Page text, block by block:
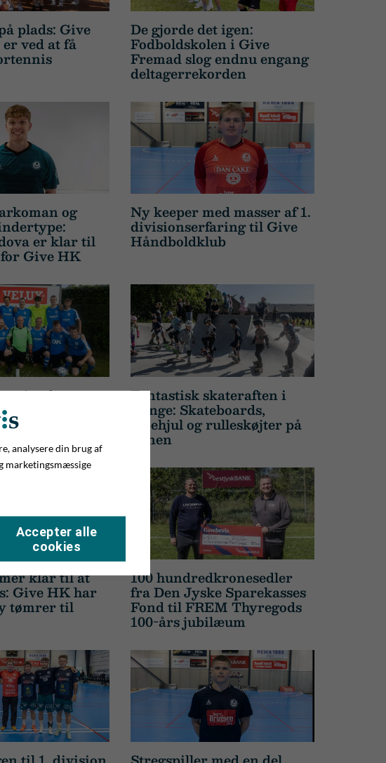
plads: Give
ved at få
De gjorde det igen:
Fodboldskolen i Give
Fremad slog endnu engang
deltagerrekorden
og
er klar til
Give HK
Ny keeper med masser af 1.
divisionserfaring til Give
Håndboldklub
home:
på Old
Fantastisk skateraften i
Vonge: Skateboards,
løbehjul og rulleskøjter på
banen
klar til at
Give HK har
tømrer til
100 hundredkronesedler
fra Den Jyske Sparekasses
Fond til FREM Thyregods
100-års jubilæum
analysere din brug af
marketingsmæssige
Accepter alle
cookies